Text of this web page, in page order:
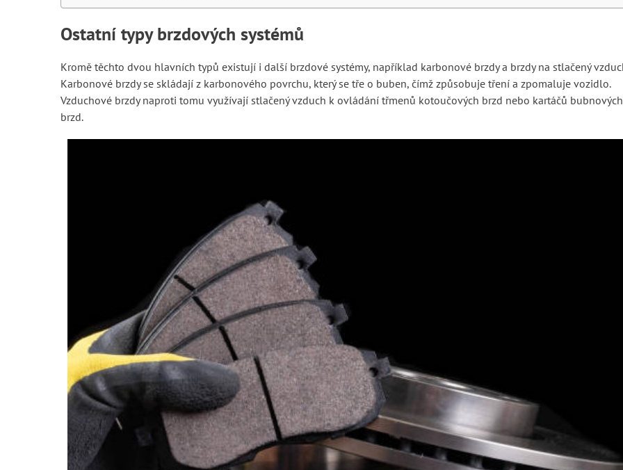
Ostatní typy brzdových systémů
Kromě těchto dvou hlavních typů existují i další brzdové systémy, například karbonové brzdy a brzdy na stlačený
Karbonové brzdy se skládají z karbonového povrchu, který se tře o buben, čímž způsobuje tření a zpomaluje vozidlo.
Vzduchové brzdy naproti tomu využívají stlačený vzduch k ovládání třmenů kotoučových brzd nebo kartáčů bubnových
brzd.